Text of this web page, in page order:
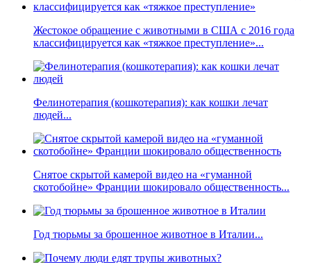
Жестокое обращение с животными в США с 2016 года
классифицируется как «тяжкое преступление»...
Фелинотерапия (кошкотерапия): как кошки лечат
людей...
Снятое скрытой камерой видео на «гуманной
скотобойне» Франции шокировало общественность...
Год тюрьмы за брошенное животное в Италии...